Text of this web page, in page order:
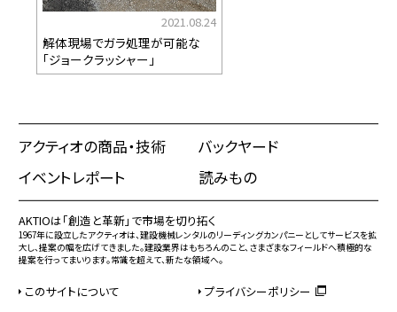
2021.08.24
解体現場でガラ処理が可能な
「ジョークラッシャー」
アクティオの商品・技術
バックヤード
イベントレポート
読みもの
AKTIOは「創造と革新」で市場を切り拓く
1967年に設立したアクティオは、建設機械レンタルのリーディングカンパニーとしてサービスを拡
大し、提案の幅を広げてきました。建設業界はもちろんのこと、さまざまなフィールドへ積極的な
提案を行ってまいります。常識を超えて、新たな領域へ。
このサイトについて
プライバシーポリシー